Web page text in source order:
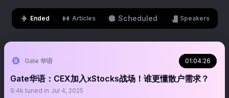
Ended Articles Scheduled Speakers
Gate 华语 01:04:26
Gate华语：CEX加入xStocks战场！谁更懂散户需求？
9.4k tuned in Jul 4, 2025